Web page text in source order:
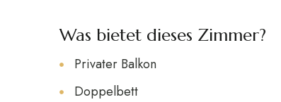
Was bietet dieses Zimmer?
Privater Balkon
Doppelbett